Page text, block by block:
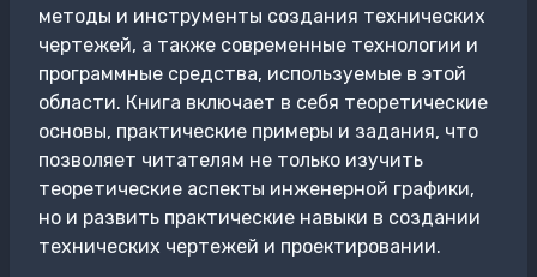
методы и инструменты создания технических
чертежей, а также современные технологии и
программные средства, используемые в этой
области. Книга включает в себя теоретические
основы, практические примеры и задания, что
позволяет читателям не только изучить
теоретические аспекты инженерной графики,
но и развить практические навыки в создании
технических чертежей и проектировании.